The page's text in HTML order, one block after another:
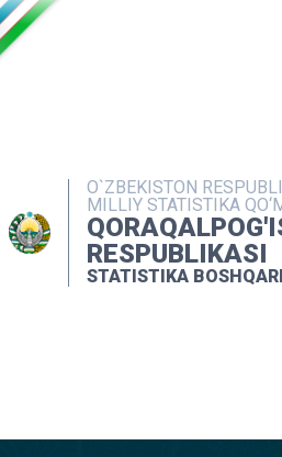
O`ZBEKISTON
MILLIY STATISTIKA
RESPUBLIKASI
STATISTIKA
INTERAKTIV
MATBUOT